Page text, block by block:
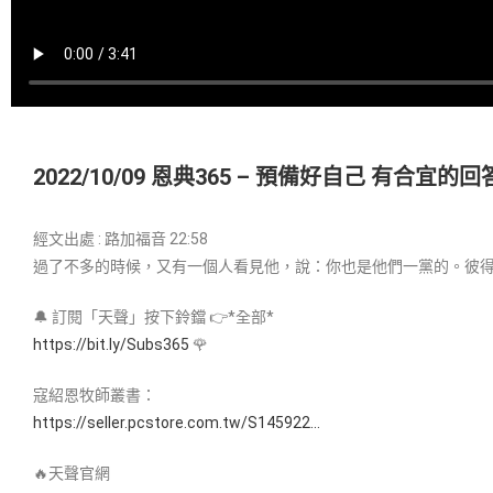
2022/10/09 恩典365 – 預備好自己 有合宜的回
經文出處 : 路加福音 22:58
過了不多的時候，又有一個人看見他，說：你也是他們一黨的。彼
🔔 訂閱「天聲」按下鈴鐺 👉*全部*
https://bit.ly/Subs365 🌹
寇紹恩牧師叢書：
https://seller.pcstore.com.tw/S145922…
🔥天聲官網